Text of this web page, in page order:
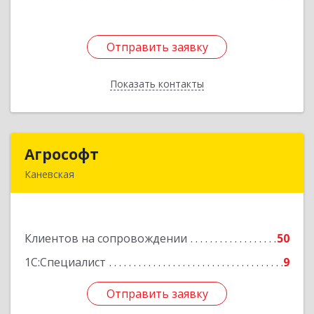
Отправить заявку
Показать контакты
Отправить заявку
Назад
Агрософт
Каневская
Клиентов на сопровождении
50
1С:Специалист
9
Отправить заявку
Подробнее
Отправить заявку